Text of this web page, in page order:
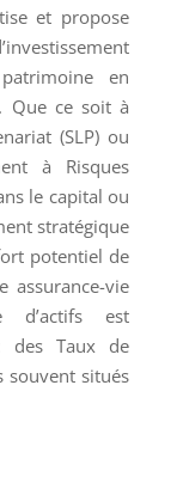
et propose
en
Que ce soit à
(SLP) ou
à Risques
le capital ou
stratégique
potentiel de
assurance-vie
d’actifs est
des Taux de
souvent situés